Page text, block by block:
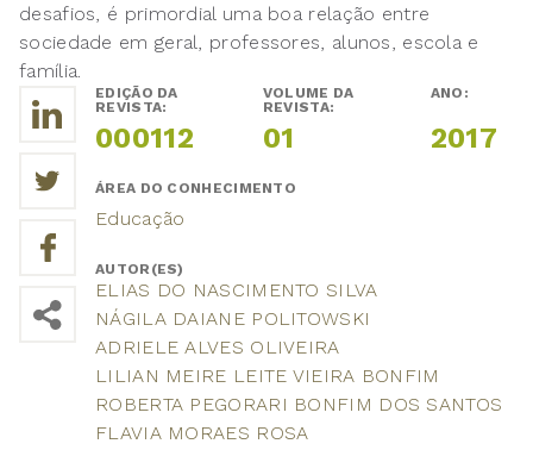
desafios, é primordial uma boa relação entre
sociedade em geral, professores, alunos, escola e
família.
EDIÇÃO DA
REVISTA:
000112
VOLUME DA
REVISTA:
01
ANO:
2017
ÁREA DO CONHECIMENTO
Educação
AUTOR(ES)
ELIAS DO NASCIMENTO SILVA
NÁGILA DAIANE POLITOWSKI
ADRIELE ALVES OLIVEIRA
LILIAN MEIRE LEITE VIEIRA BONFIM
ROBERTA PEGORARI BONFIM DOS SANTOS
FLAVIA MORAES ROSA